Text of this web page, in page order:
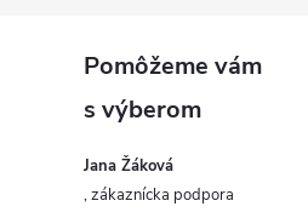
Jana Žáková